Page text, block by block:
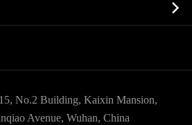
et intermédiaires

No.2 Building, Kaixin Mansion,
Avenue, Wuhan, China